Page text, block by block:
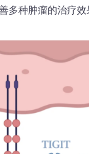
多种肿瘤的治疗效